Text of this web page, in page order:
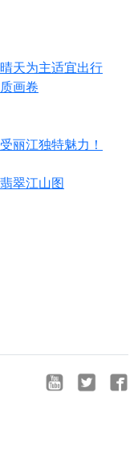
天为主适宜出行
画卷
丽江独特魅力！
翠江山图